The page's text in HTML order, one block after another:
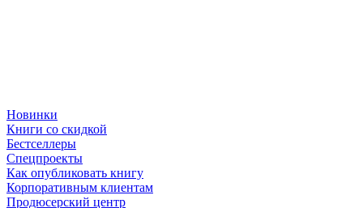
Новинки
Книги со скидкой
Бестселлеры
Спецпроекты
Как опубликовать книгу
Корпоративным клиентам
Продюсерский центр